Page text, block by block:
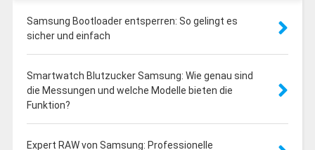
Samsung Bootloader entsperren: So gelingt es
sicher und einfach
Smartwatch Blutzucker Samsung: Wie genau sind
die Messungen und welche Modelle bieten die
Funktion?
Expert RAW von Samsung: Professionelle